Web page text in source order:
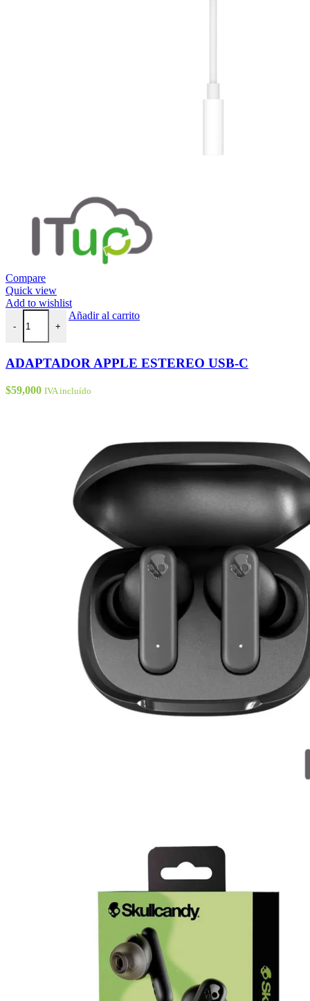
Compare
Quick view
Add to wishlist
-
ADAPTADOR APPLE ESTEREO USB-C cantidad
+
Añadir al carrito
ADAPTADOR APPLE ESTEREO USB-C
$59,000 IVA incluído